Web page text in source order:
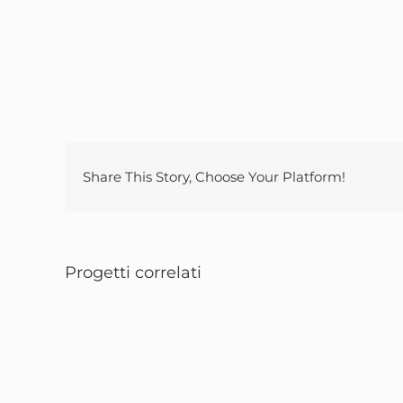
Share This Story, Choose Your Platform!
Progetti correlati